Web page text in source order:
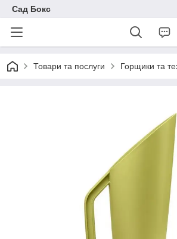
Сад Бокс
Товари та послуги Горщики та